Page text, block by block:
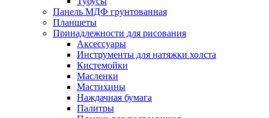
Панель МДФ грунтованная
Планшеты
Принадлежности для рисования
Аксессуары
Инструменты для натяжки холста
Кистемойки
Масленки
Мастихины
Наждачная бумага
Палитры